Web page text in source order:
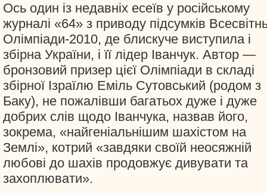
Ось один із недавніх есеїв у російському
журналі «64» з приводу підсумків
Олімпіади-2010, де блискуче виступила і
збірна України, і її лідер Іванчук. Автор —
бронзовий призер цієї Олімпіади в складі
збірної Ізраїлю Еміль Сутовський (родом з
Баку), не пожалівши багатьох дуже і дуже
добрих слів щодо Іванчука, назвав його,
зокрема, «найгеніальнішим шахістом на
Землі», котрий «завдяки своїй неосяжній
любові до шахів продовжує дивувати та
захоплювати».